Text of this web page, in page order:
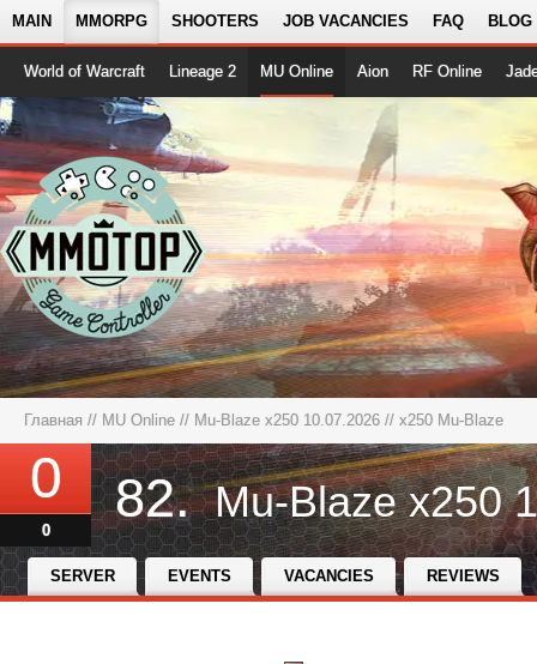
MAIN MMORPG SHOOTERS JOB VACANCIES FAQ BLOG
World of Warcraft Lineage 2 MU Online Aion RF Online
Главная // MU Online // Mu-Blaze x250 10.07.2026 // x250 Mu-Blaze
0
0
82.
SERVER EVENTS VACANCIES REVIEWS